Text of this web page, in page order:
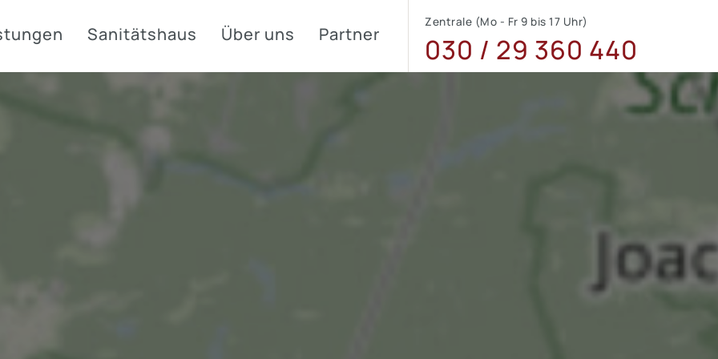
Sanitätshaus Über uns Partner
Zentrale (Mo - Fr 9 bis 17 Uhr)
030 / 29 360 440